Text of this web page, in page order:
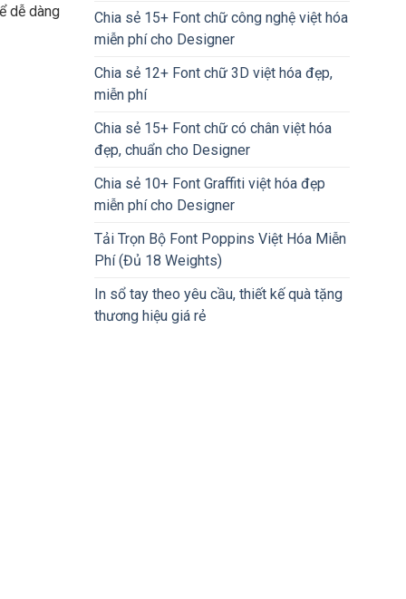
dễ dàng
Chia sẻ 15+ Font chữ công nghệ việt hóa
miễn phí cho Designer
Chia sẻ 12+ Font chữ 3D việt hóa đẹp,
miễn phí
Chia sẻ 15+ Font chữ có chân việt hóa
đẹp, chuẩn cho Designer
Chia sẻ 10+ Font Graffiti việt hóa đẹp
miễn phí cho Designer
Tải Trọn Bộ Font Poppins Việt Hóa Miễn
Phí (Đủ 18 Weights)
In sổ tay theo yêu cầu, thiết kế quà tặng
thương hiệu giá rẻ